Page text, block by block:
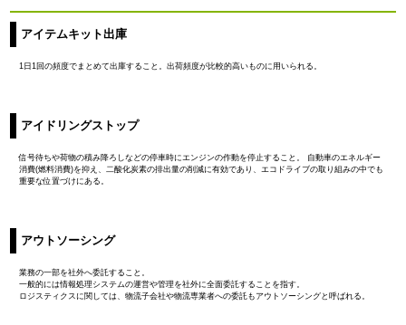
アイテムキット出庫
1日1回の頻度でまとめて出庫すること。出荷頻度が比較的高いものに用いられる。
アイドリングストップ
信号待ちや荷物の積み降ろしなどの停車時にエンジンの作動を停止すること。 自動車のエネルギー
消費(燃料消費)を抑え、二酸化炭素の排出量の削減に有効であり、エコドライブの取り組みの中でも
重要な位置づけにある。
アウトソーシング
業務の一部を社外へ委託すること。
一般的には情報処理システムの運営や管理を社外に全面委託することを指す。
ロジスティクスに関しては、物流子会社や物流専業者への委託もアウトソーシングと呼ばれる。